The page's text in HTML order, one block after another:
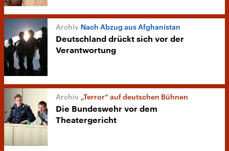
Nach Abzug aus Afghanistan
Deutschland drückt sich vor der
Verantwortung
„Terror“ auf deutschen Bühnen
Die Bundeswehr vor dem
Theatergericht